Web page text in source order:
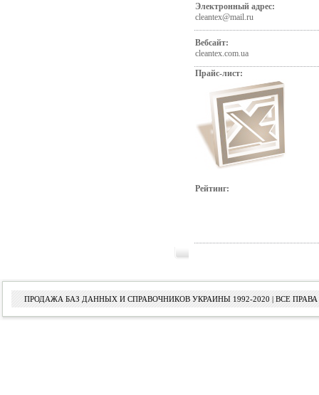
Электронный адрес:
cleantex@mail.ru
Вебсайт:
cleantex.com.ua
Прайс-лист:
Рейтинг:
ПРОДАЖА БАЗ ДАННЫХ И СПРАВОЧНИКОВ УКРАИНЫ 1992-2020 | ВСЕ